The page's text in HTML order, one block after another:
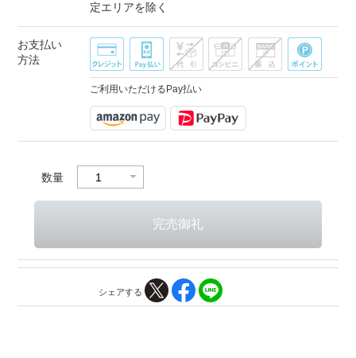
定エリアを除く
お支払い
方法
ご利用いただけるPay払い
数量
シェアする